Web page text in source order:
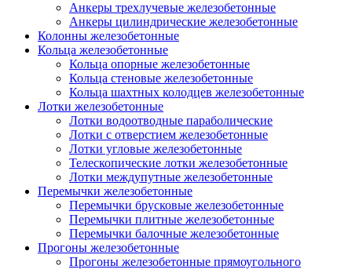
Анкеры трехлучевые железобетонные
Анкеры цилиндрические железобетонные
Колонны железобетонные
Кольца железобетонные
Кольца опорные железобетонные
Кольца стеновые железобетонные
Кольца шахтных колодцев железобетонные
Лотки железобетонные
Лотки водоотводные параболические
Лотки с отверстием железобетонные
Лотки угловые железобетонные
Телескопические лотки железобетонные
Лотки междупутные железобетонные
Перемычки железобетонные
Перемычки брусковые железобетонные
Перемычки плитные железобетонные
Перемычки балочные железобетонные
Прогоны железобетонные
Прогоны железобетонные прямоугольного